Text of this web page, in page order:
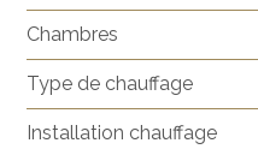
Chambres
Type de chauffage
Installation chauffage